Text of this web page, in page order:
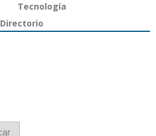
Tecnología
Directorio